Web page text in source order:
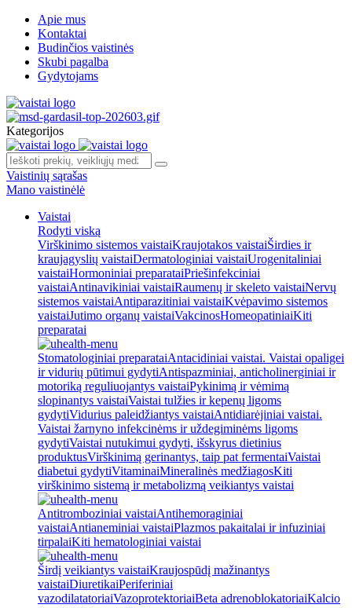
Apie mus
Kontaktai
Budinčios vaistinės
Skubi pagalba
Gydytojams
Kategorijos
Vaistinių sąrašas
Mano vaistinėlė
Vaistai
Rodyti viską
Virškinimo sistemos vaistaiKraujotakos vaistaiŠirdies ir
kraujagyslių vaistaiDermatologiniai vaistaiUrogenitaliniai
vaistaiHormoniniai preparataiPriešinfekciniai
vaistaiAntinavikiniai vaistaiRaumenų ir skeleto vaistaiNervų
sistemos vaistaiAntiparazitiniai vaistaiKvėpavimo sistemos
vaistaiJutimo organų vaistaiVakcinosHomeopatiniaiKiti
preparatai
Stomatologiniai preparataiAntacidiniai vaistai. Vaistai opaligei
ir vidurių pūtimui gydytiAntispazminiai, anticholinerginiai ir
motoriką reguliuojantys vaistaiPykinimą ir vėmimą
slopinantys vaistaiVaistai tulžies ir kepenų ligoms
gydytiVidurius paleidžiantys vaistaiAntidiarėjiniai vaistai.
Vaistai žarnyno infekcinėms ir uždegiminėms ligoms
gydytiVaistai nutukimui gydyti, išskyrus dietinius
produktusVirškinimą gerinantys, taip pat fermentaiVaistai
diabetui gydytiVitaminaiMineralinės medžiagosKiti
virškinimo sistemą ir metabolizmą veikiantys vaistai
Antitromboziniai vaistaiAntihemoraginiai
vaistaiAntianeminiai vaistaiPlazmos pakaitalai ir infuziniai
tirpalaiKiti hematologiniai vaistai
Širdį veikiantys vaistaiKraujospūdį mažinantys
vaistaiDiuretikaiPeriferiniai
vazodilatatoriaiVazoprotektoriaiBeta adrenoblokatoriaiKalcio